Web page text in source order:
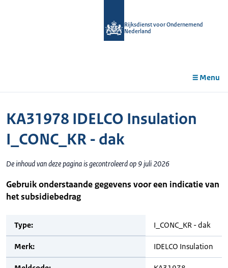
Rijksdienst voor Ondernemend
Nederland
Menu
KA31978 IDELCO Insulation
I_CONC_KR - dak
De inhoud van deze pagina is gecontroleerd op 9 juli 2026
Gebruik onderstaande gegevens voor een indicatie van
het subsidiebedrag
Type: I_CONC_KR - dak
Merk: IDELCO Insulation